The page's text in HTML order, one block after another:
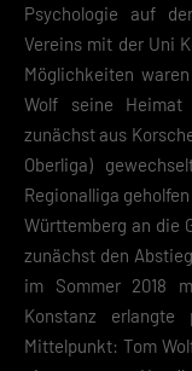
Psychologie auf
Vereins mit der Uni
Möglichkeiten
Wolf seine
zunächst aus
Oberliga)
Regionalliga
Württemberg an die
zunächst den
im Sommer 2018
Konstanz erlangte
Mittelpunkt: Tom